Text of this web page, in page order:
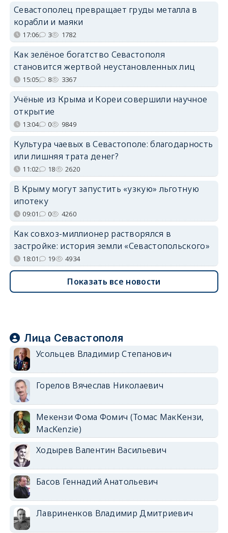
Севастополец превращает груды металла в
корабли и маяки
17:06 3 1782
Как зелёное богатство Севастополя
становится жертвой неустановленных лиц
15:05 8 3367
Учёные из Крыма и Кореи совершили научное
открытие
13:04 0 9849
Культура чаевых в Севастополе: благодарность
или лишняя трата денег?
11:02 18 2620
В Крыму могут запустить «узкую» льготную
ипотеку
09:01 0 4260
Как совхоз-миллионер растворялся в
застройке: история земли «Севастопольского»
18:01 19 4934
Показать все новости
Лица Севастополя
Усольцев Владимир Степанович
Горелов Вячеслав Николаевич
Мекензи Фома Фомич (Томас МакКензи,
MacKenzie)
Ходырев Валентин Васильевич
Басов Геннадий Анатольевич
Лавриненков Владимир Дмитриевич